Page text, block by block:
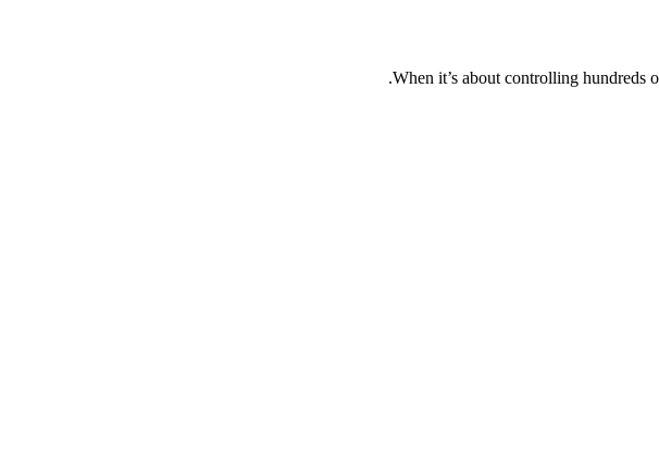
When it’s about controlling hundreds